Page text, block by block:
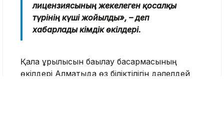
лицензиясының жекелеген қосалқы
түрінің күші жойылды», – деп
хабарлады әкімдік өкілдері.
Қала құрылысын бақылау басқармасының
өкілдері Алматыда өз біліктілігін дәлелдей